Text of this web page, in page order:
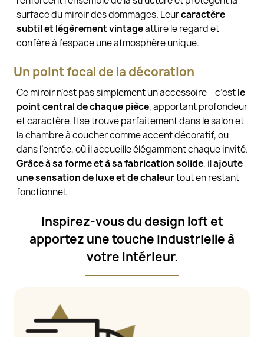
surface du miroir des dommages. Leurcaractère
subtil et légèrement vintageattire le regard et
confère à l’espace une atmosphère unique.
Un point focal de la décoration
Ce miroir n’est pas simplement un accessoire – c’estle
point central de chaque pièce, apportant profondeur
et caractère. Il se trouve parfaitement dans le salon et
la chambre à coucher comme accent décoratif, ou
dans l’entrée, où il accueille élégamment chaque invité.
Grâce à sa forme et à sa fabrication solide, ilajoute
une sensation de luxe et de chaleurtout en restant
fonctionnel.
Inspirez-vous du design loft et
apportez une touche industrielle à
votre intérieur.